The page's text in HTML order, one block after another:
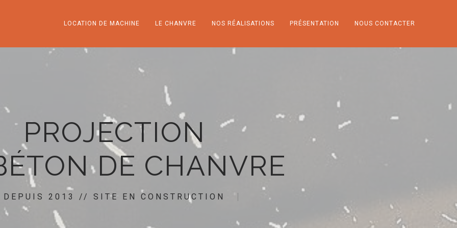
LOCATION DE MACHINE LE CHANVRE NOS RÉALISATIONS PRÉSENTATION NOUS CONTACTER
PROJECTION
DE CHANVRE
DEPUIS 2013 // SITE EN CONSTRUCTION